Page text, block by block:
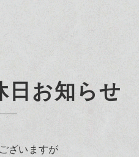
日お知らせ
ざいますが